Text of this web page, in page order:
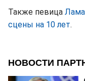
Также певица Лама
сцены на 10 лет.